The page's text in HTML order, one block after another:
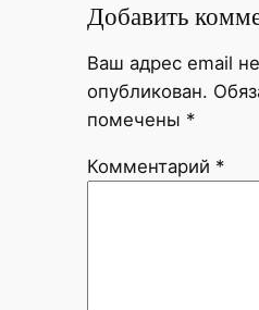
Добавить
Ваш адрес email
опубликован.
помечены *
Комментарий *